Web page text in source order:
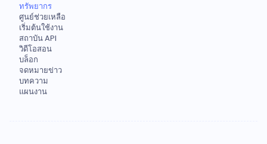
ทรัพยากร
ศูนย์ช่วยเหลือ
เริ่มต้นใช้งาน
สถาบัน API
วิดีโอสอน
บล็อก
จดหมายข่าว
บทความ
แผนงาน